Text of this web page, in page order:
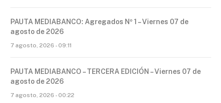
PAUTA MEDIABANCO: Agregados Nº 1 – Viernes 07 de
agosto de 2026
7 agosto, 2026 - 09:11
PAUTA MEDIABANCO – TERCERA EDICIÓN – Viernes 07 de
agosto de 2026
7 agosto, 2026 - 00:22